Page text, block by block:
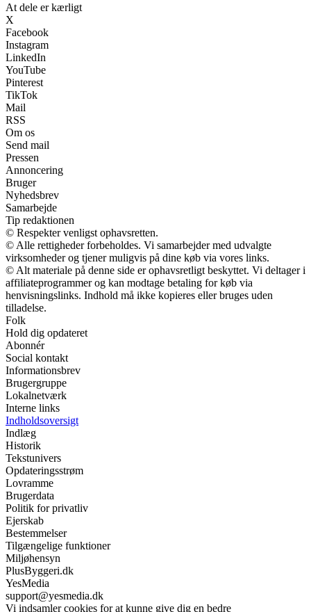
At dele er kærligt
X
Facebook
Instagram
LinkedIn
YouTube
Pinterest
TikTok
Mail
RSS
Om os
Send mail
Pressen
Annoncering
Bruger
Nyhedsbrev
Samarbejde
Tip redaktionen
© Respekter venligst ophavsretten.
© Alle rettigheder forbeholdes. Vi samarbejder med udvalgte
virksomheder og tjener muligvis på dine køb via vores links.
© Alt materiale på denne side er ophavsretligt beskyttet. Vi deltager i
affiliateprogrammer og kan modtage betaling for køb via
henvisningslinks. Indhold må ikke kopieres eller bruges uden
tilladelse.
Folk
Hold dig opdateret
Abonnér
Social kontakt
Informationsbrev
Brugergruppe
Lokalnetværk
Interne links
Indholdsoversigt
Indlæg
Historik
Tekstunivers
Opdateringsstrøm
Lovramme
Brugerdata
Politik for privatliv
Ejerskab
Bestemmelser
Tilgængelige funktioner
Miljøhensyn
PlusByggeri.dk
YesMedia
support@yesmedia.dk
Vi indsamler cookies for at kunne give dig en bedre